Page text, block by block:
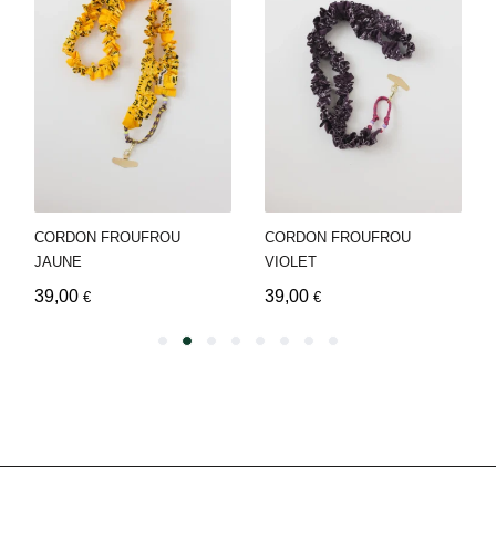
CORDON FROUFROU
JAUNE
39,00 €
CORDON FROUFROU
VIOLET
39,00 €